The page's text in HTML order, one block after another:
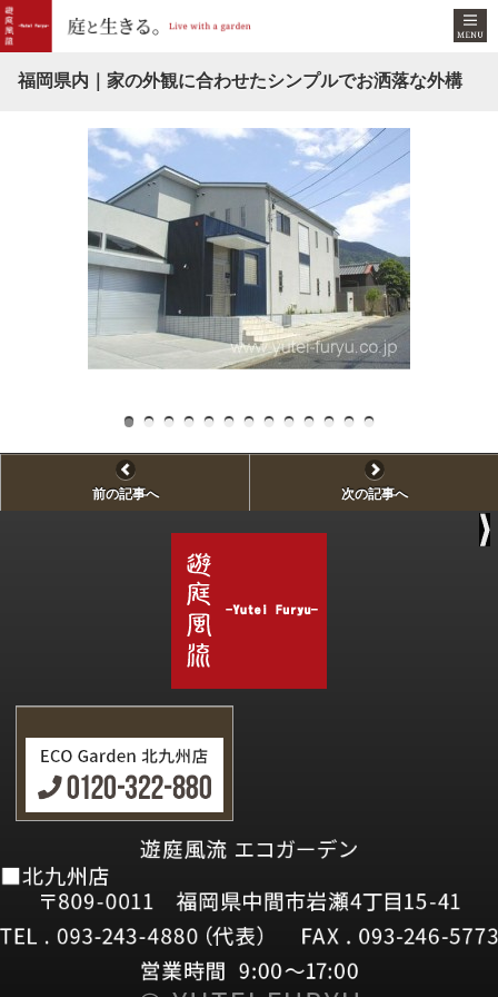
福岡県内｜家の外観に合わせたシンプルでお洒落な外構
前の記事へ 次の記事へ